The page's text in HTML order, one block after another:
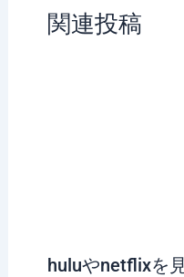
関連投稿
huluやnetflixを